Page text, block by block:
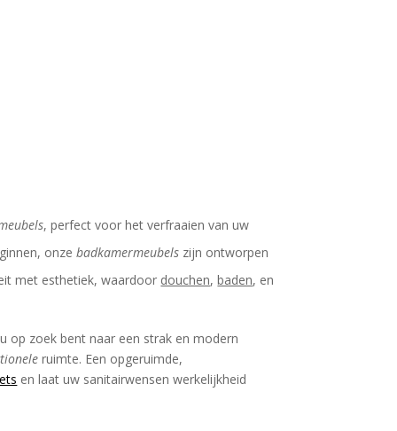
, perfect voor het verfraaien van uw
onze badkamermeubels zijn ontworpen
met esthetiek, waardoor douchen,baden, en
op zoek bent naar een strak en modern
ruimte. Een opgeruimde,
en laat uw sanitairwensen werkelijkheid